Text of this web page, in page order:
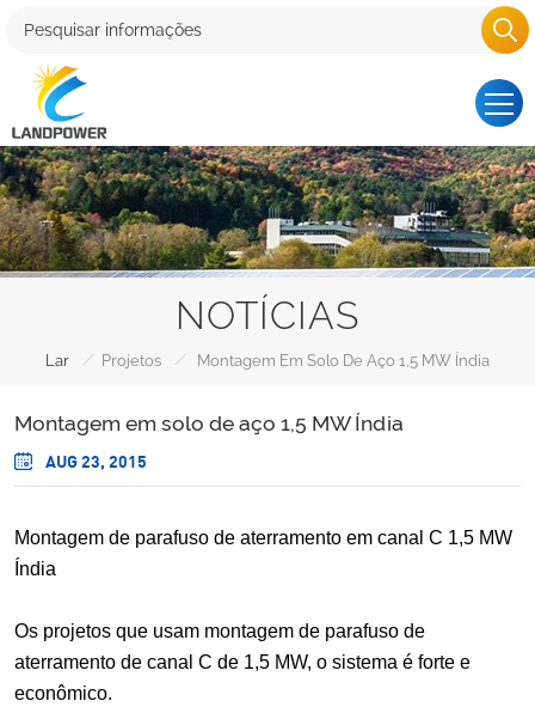
NOTÍCIAS
Lar / Projetos / Montagem Em Solo De Aço 1,5 MW Índia
Montagem em solo de aço 1,5 MW Índia
AUG 23, 2015
Montagem de parafuso de aterramento em canal C 1,5 MW
Índia
Os projetos que usam montagem de parafuso de
aterramento de canal C de 1,5 MW, o sistema é forte e
econômico.